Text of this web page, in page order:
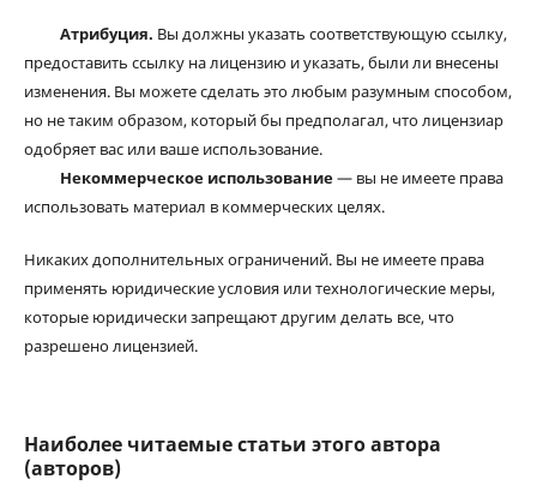
Атрибуция. Вы должны указать соответствующую ссылку,
предоставить ссылку на лицензию и указать, были ли внесены
изменения. Вы можете сделать это любым разумным способом,
но не таким образом, который бы предполагал, что лицензиар
одобряет вас или ваше использование.
Некоммерческое использование— вы не имеете права
использовать материал в коммерческих целях.
Никаких дополнительных ограничений. Вы не имеете права
применять юридические условия или технологические меры,
которые юридически запрещают другим делать все, что
разрешено лицензией.
Наиболее читаемые статьи этого автора
(авторов)